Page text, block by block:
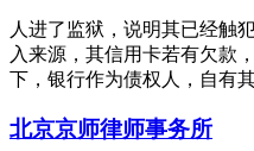
人进了监狱，说明其已经触
入来源，其信用卡若有欠款
下，银行作为债权人，自有
北京京师律师事务所